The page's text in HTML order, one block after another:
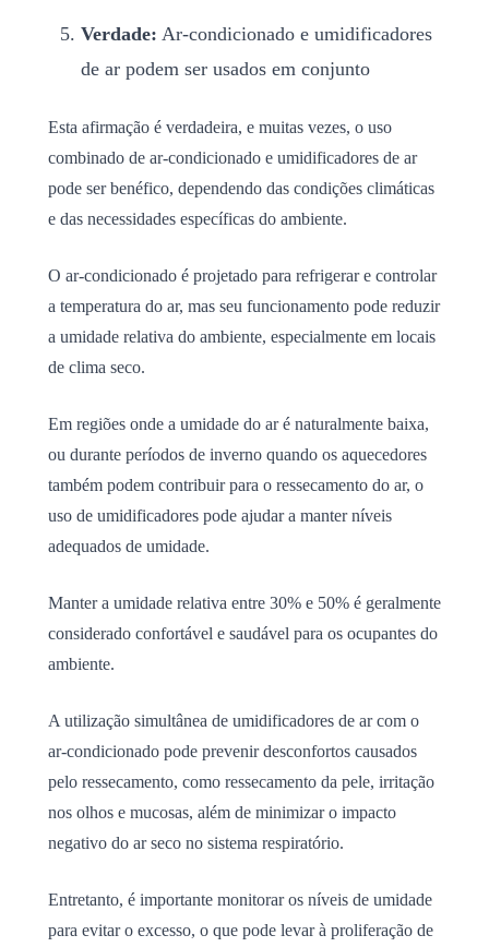
Verdade: Ar-condicionado e umidificadores
de ar podem ser usados em conjunto
Esta afirmação é verdadeira, e muitas vezes, o uso
combinado de ar-condicionado e umidificadores de ar
pode ser benéfico, dependendo das condições climáticas
e das necessidades específicas do ambiente.
O ar-condicionado é projetado para refrigerar e controlar
a temperatura do ar, mas seu funcionamento pode reduzir
a umidade relativa do ambiente, especialmente em locais
de clima seco.
Em regiões onde a umidade do ar é naturalmente baixa,
ou durante períodos de inverno quando os aquecedores
também podem contribuir para o ressecamento do ar, o
uso de umidificadores pode ajudar a manter níveis
adequados de umidade.
Manter a umidade relativa entre 30% e 50% é geralmente
considerado confortável e saudável para os ocupantes do
ambiente.
A utilização simultânea de umidificadores de ar com o
ar-condicionado pode prevenir desconfortos causados
pelo ressecamento, como ressecamento da pele, irritação
nos olhos e mucosas, além de minimizar o impacto
negativo do ar seco no sistema respiratório.
Entretanto, é importante monitorar os níveis de umidade
para evitar o excesso, o que pode levar à proliferação de